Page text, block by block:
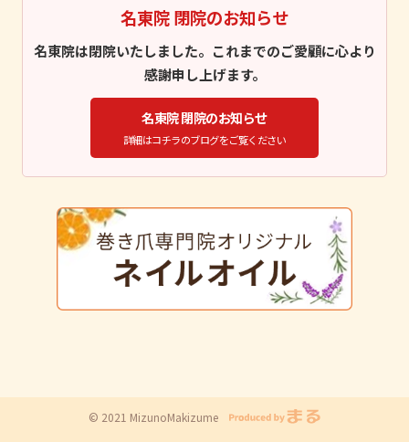
名東院 閉院のお知らせ
名東院は閉院いたしました。これまでのご愛顧に心より
感謝申し上げます。
名東院 閉院のお知らせ
詳細はコチラのブログをご覧ください
© 2021 MizunoMakizume